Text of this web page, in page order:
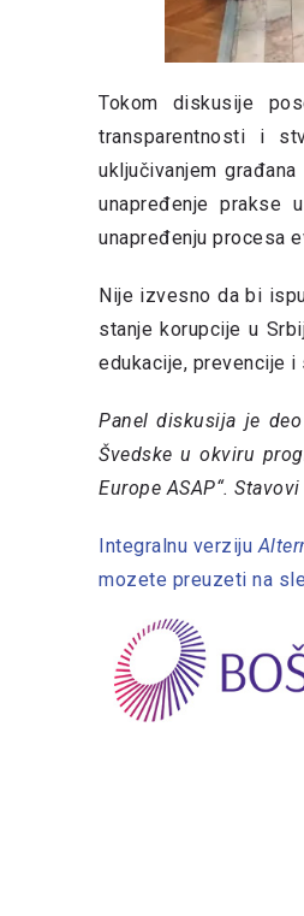
Tokom diskusije
transparentnosti i
uključivanjem
unapređenje prakse
unapređenju procesa
Nije izvesno da bi
stanje korupcije u
edukacije, prevencije i
Panel diskusija je
Švedske u okviru
Europe ASAP“.
Integralnu verziju
mozete preuzeti na